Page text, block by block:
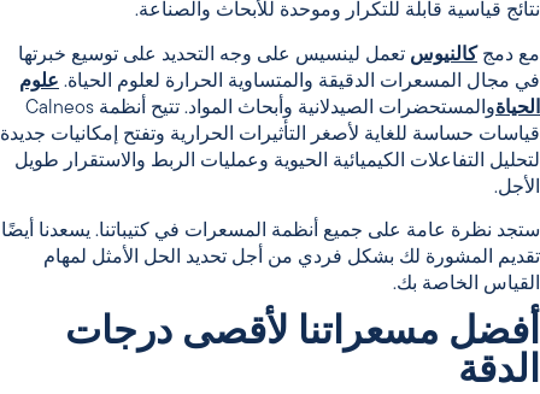
نتائج قياسية قابلة للتكرار وموحدة للأبحاث والصناعة.
مع دمج كالنيوس تعمل لينسيس على وجه التحديد على توسيع خبرتها
في مجال
المسعرات الدقيقة والمتساوية الحرارة لعلوم الحياة. علوم
الحياة
والمستحضرات الصيدلانية وأبحاث المواد. تتيح أنظمة Calneos
قياسات حساسة للغاية لأصغر التأثيرات الحرارية وتفتح إمكانيات جديدة
لتحليل
التفاعلات الكيميائية الحيوية وعمليات الربط والاستقرار طويل
الأجل.
ستجد نظرة عامة على جميع أنظمة المسعرات في كتيباتنا. يسعدنا أيضًا
تقديم المشورة لك بشكل فردي من أجل تحديد الحل الأمثل لمهام
القياس الخاصة بك.
أفضل مسعراتنا لأقصى درجات
الدقة